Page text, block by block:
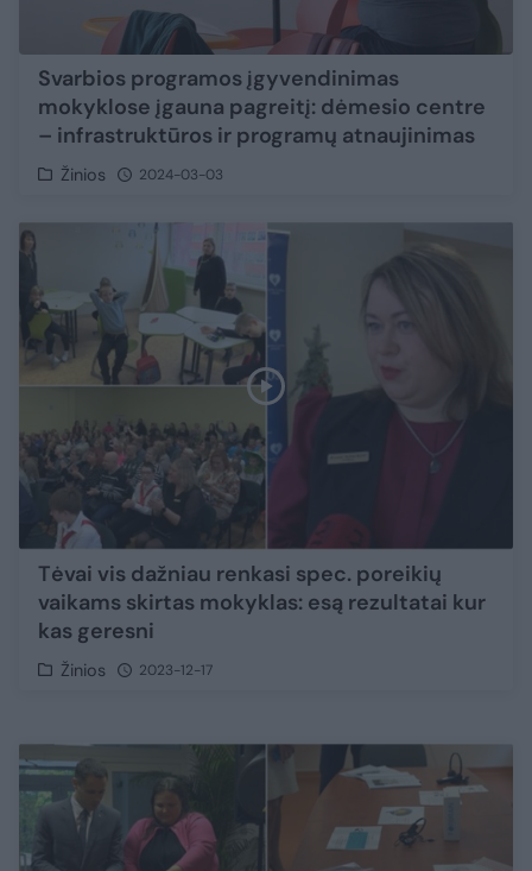
Svarbios programos įgyvendinimas
mokyklose įgauna pagreitį: dėmesio centre
– infrastruktūros ir programų atnaujinimas
Žinios 2024-03-03
Tėvai vis dažniau renkasi spec. poreikių
vaikams skirtas mokyklas: esą rezultatai kur
kas geresni
Žinios 2023-12-17